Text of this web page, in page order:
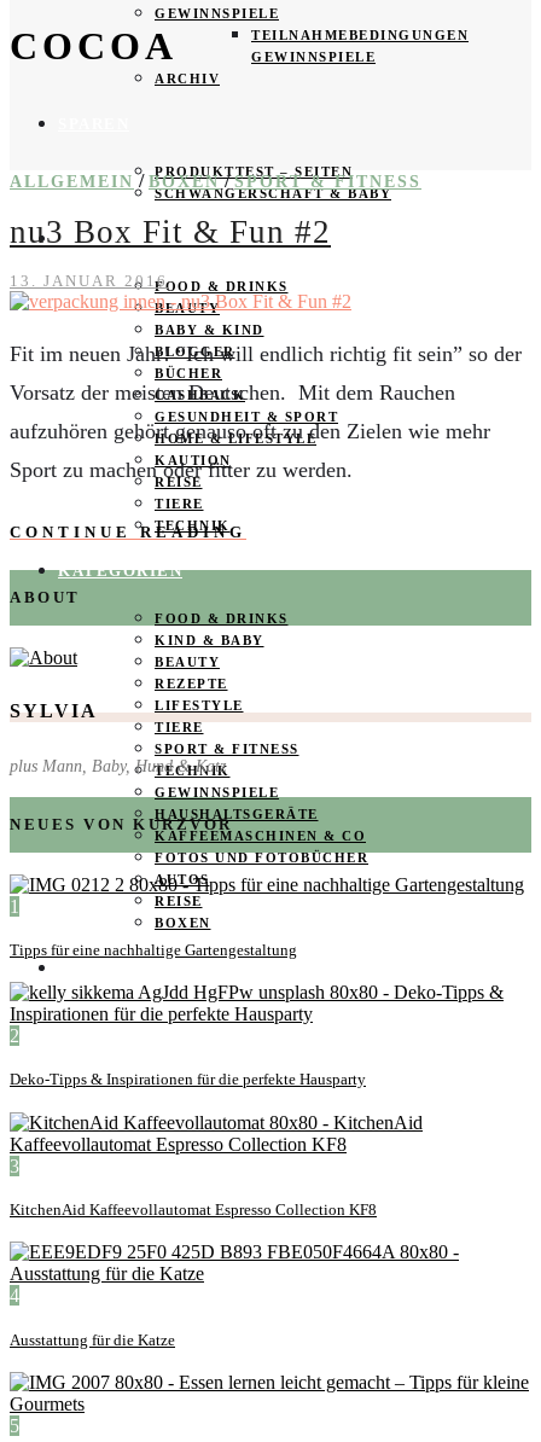
GEWINNSPIELE
TEILNAHMEBEDINGUNGEN
GEWINNSPIELE
ARCHIV
PRODUKTTEST – SEITEN
SCHWANGERSCHAFT & BABY
PRODUKTTESTER GESUCHT
FOOD & DRINKS
BEAUTY
BABY & KIND
BLOGGER
BÜCHER
CASHBACK
GESUNDHEIT & SPORT
HOME & LIFESTYLE
KAUTION
REISE
TIERE
TECHNIK
KATEGORIEN
FOOD & DRINKS
KIND & BABY
BEAUTY
REZEPTE
LIFESTYLE
TIERE
SPORT & FITNESS
TECHNIK
GEWINNSPIELE
HAUSHALTSGERÄTE
KAFFEEMASCHINEN & CO
FOTOS UND FOTOBÜCHER
AUTOS
REISE
BOXEN
COCOA
ALLGEMEIN / BOXEN / SPORT & FITNESS
nu3 Box Fit & Fun #2
13. JANUAR 2016
Fit im neuen Jahr! “Ich will endlich richtig fit sein” so der
Vorsatz der meisten Deutschen. Mit dem Rauchen
aufzuhören gehört genauso oft zu den Zielen wie mehr
Sport zu machen oder fitter zu werden.
CONTINUE READING
ABOUT
SYLVIA
plus Mann, Baby, Hund & Katz
NEUES VON KURZVOR
1
Tipps für eine nachhaltige Gartengestaltung
2
Deko-Tipps & Inspirationen für die perfekte Hausparty
3
KitchenAid Kaffeevollautomat Espresso Collection KF8
4
Ausstattung für die Katze
5